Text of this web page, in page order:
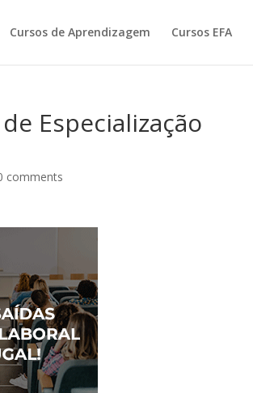
Cursos de Aprendizagem Cursos EFA
Especialização
comments